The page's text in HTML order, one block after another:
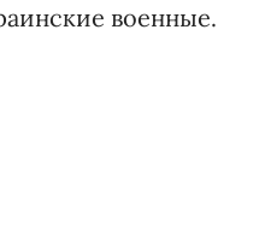
военные.